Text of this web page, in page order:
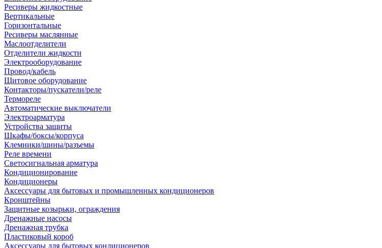
Ресиверы жидкостные
Вертикальные
Горизонтальные
Ресиверы маслянные
Маслоотделители
Отделители жидкости
Электрооборудование
Провод/кабель
Щитовое оборудование
Контакторы/пускатели/реле
Термореле
Автоматические выключатели
Электроарматура
Устройства защиты
Шкафы/боксы/корпуса
Клемники/шины/разъемы
Реле времени
Светосигнальная арматура
Кондиционирование
Кондиционеры
Аксессуары для бытовых и промышленных кондиционеров
Кронштейны
Защитные козырьки, ограждения
Дренажные насосы
Дренажная трубка
Пластиковый короб
Аксессуары для бытовых кондиционеров